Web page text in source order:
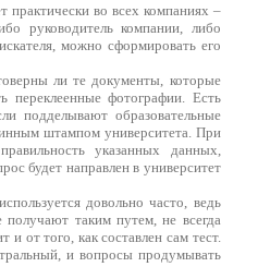
практически во всех компаниях –
руководитель компании, либо
можно сформировать его
ли те документы, которые
переклеенные фотографии. Есть
подделывают образовательные
штампом университета. При
указанных данных,
будет направлен в университет
используется довольно часто, ведь
таким путем, не всегда
от того, как составлен сам тест.
и вопросы продумывать